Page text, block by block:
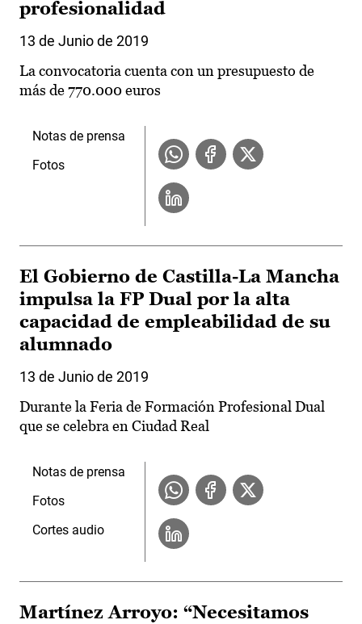
profesionalidad
13 de Junio de 2019
La convocatoria cuenta con un presupuesto de
más de 770.000 euros
Notas de prensa
Fotos
El Gobierno de Castilla-La Mancha
impulsa la FP Dual por la alta
capacidad de empleabilidad de su
alumnado
13 de Junio de 2019
Durante la Feria de Formación Profesional Dual
que se celebra en Ciudad Real
Notas de prensa
Fotos
Cortes audio
Martínez Arroyo: “Necesitamos